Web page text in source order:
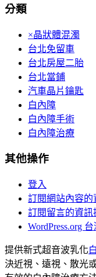
分類
×晶狀體混濁
台北免留車
台北房屋二胎
台北當鋪
汽車晶片鑰匙
白內障
白內障手術
白內障治療
其他操作
登入
訂閱網站內容的
訂閱留言的資訊
WordPress.org
提供新式超音波乳化
決近視、遠視、散光